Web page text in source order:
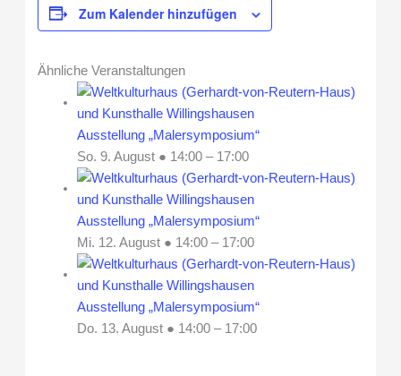
Zum Kalender hinzufügen
Ähnliche Veranstaltungen
Ausstellung „Malersymposium“
So. 9. August ● 14:00 – 17:00
Ausstellung „Malersymposium“
Mi. 12. August ● 14:00 – 17:00
Ausstellung „Malersymposium“
Do. 13. August ● 14:00 – 17:00